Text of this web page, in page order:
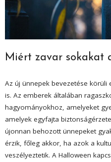
Miért zavar sokakat
Az új ünnepek bevezetése körüli
is. Az emberek általában
hagyományokhoz, amelyeket
amelyek egyfajta
újonnan behozott ünnepeket
érzik, főleg akkor, ha azok a
veszélyeztetik. A Halloween